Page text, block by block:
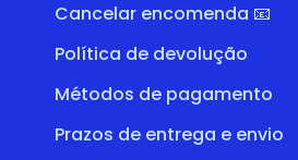
Cancelar encomenda 📧
Política de devolução
Métodos de pagamento
Prazos de entrega e envio